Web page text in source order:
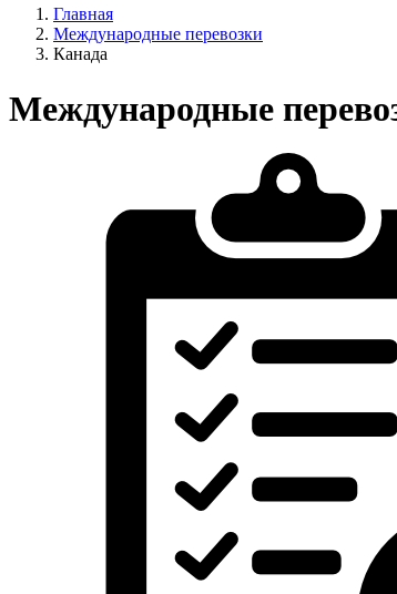
Главная
Международные перевозки
Канада
Международные